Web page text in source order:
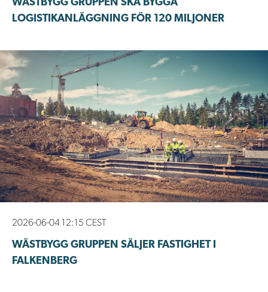
WÄSTBYGG GRUPPEN SKA BYGGA
LOGISTIKANLÄGGNING FÖR 120 MILJONER
2026-06-04 12:15 CEST
WÄSTBYGG GRUPPEN SÄLJER FASTIGHET I
FALKENBERG